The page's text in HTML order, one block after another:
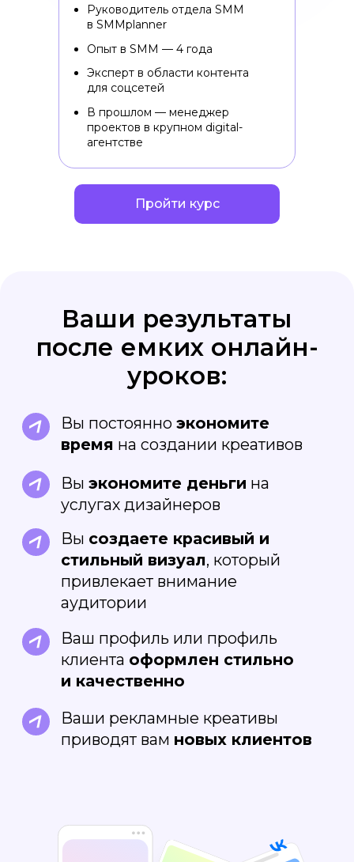
Руководитель отдела SMM
в SMMplanner
Опыт в SMM — 4 года
Эксперт в области контента
для соцсетей
В прошлом — менеджер
проектов в крупном digital-
агентстве
Пройти курс